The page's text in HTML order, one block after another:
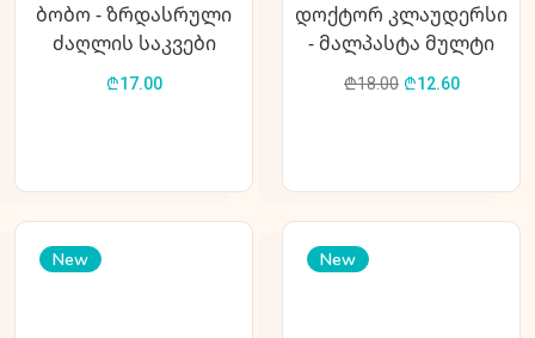
ბობო - ზრდასრული
ძაღლის საკვები
(საქონლის ხორცი)
₾17.00
დოქტორ კლაუდერსი
- მალპასტა მულტი
ვიტამინით 100გრ
₾18.00₾12.60
New New